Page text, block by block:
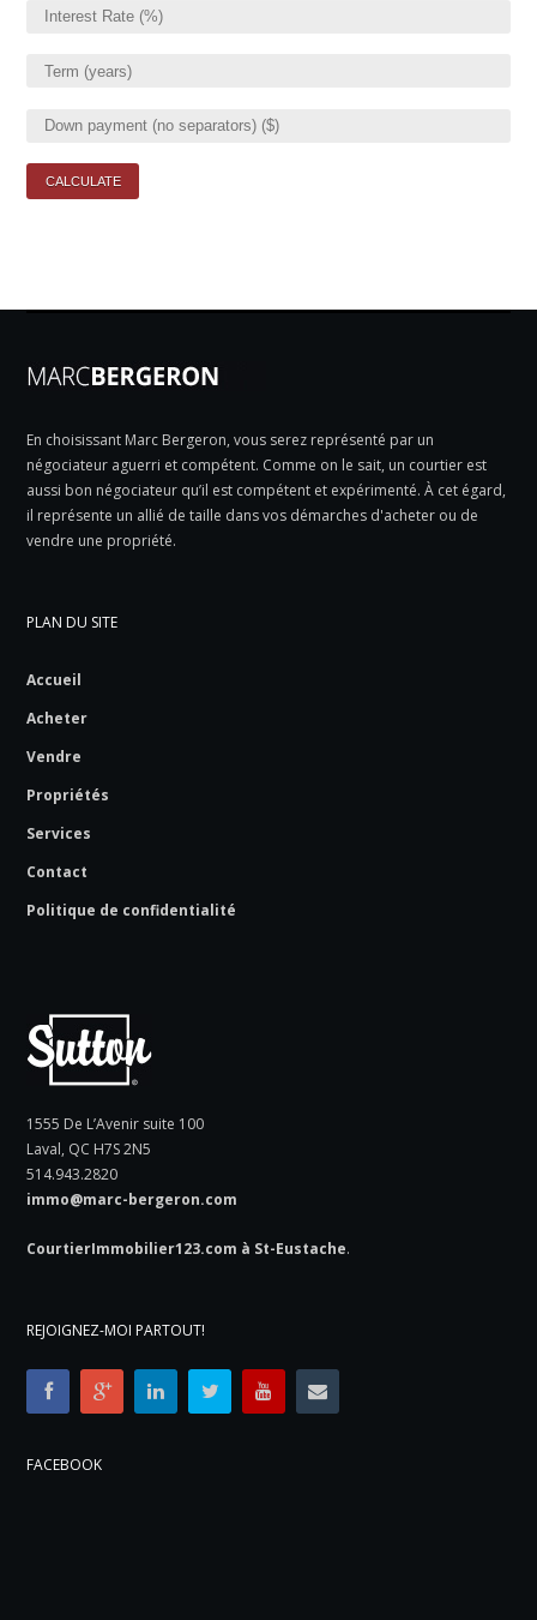
En choisissant Marc Bergeron, vous serez représenté par un
négociateur aguerri et compétent. Comme on le sait, un courtier est
aussi bon négociateur qu’il est compétent et expérimenté. À cet égard,
il représente un allié de taille dans vos démarches d'acheter ou de
vendre une propriété.
PLAN DU SITE
Accueil
Acheter
Vendre
Propriétés
Services
Contact
Politique de confidentialité
1555 De L’Avenir suite 100
Laval, QC H7S 2N5
514.943.2820
immo@marc-bergeron.com
CourtierImmobilier123.com à St-Eustache.
REJOIGNEZ-MOI PARTOUT!
FACEBOOK